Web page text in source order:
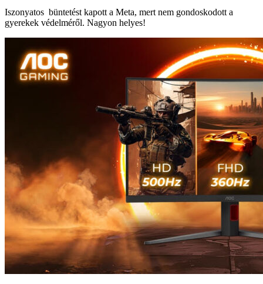
Iszonyatos büntetést kapott a Meta, mert nem gondoskodott a
gyerekek védelméről. Nagyon helyes!